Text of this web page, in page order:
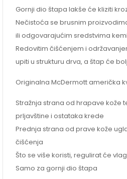
Gornji dio štapa lakše će kliziti
Nečistoća se brusnim
ili odgovarajućim sredstvima
Redovitim čišćenjem i
upiti u strukturu drva, a štap će
Originalna McDermott američka
Stražnja strana od hrapave kože
prljavštine i ostataka krede
Prednja strana od prave kože
čišćenja
Što se više koristi, regulirat će
Samo za gornji dio štapa